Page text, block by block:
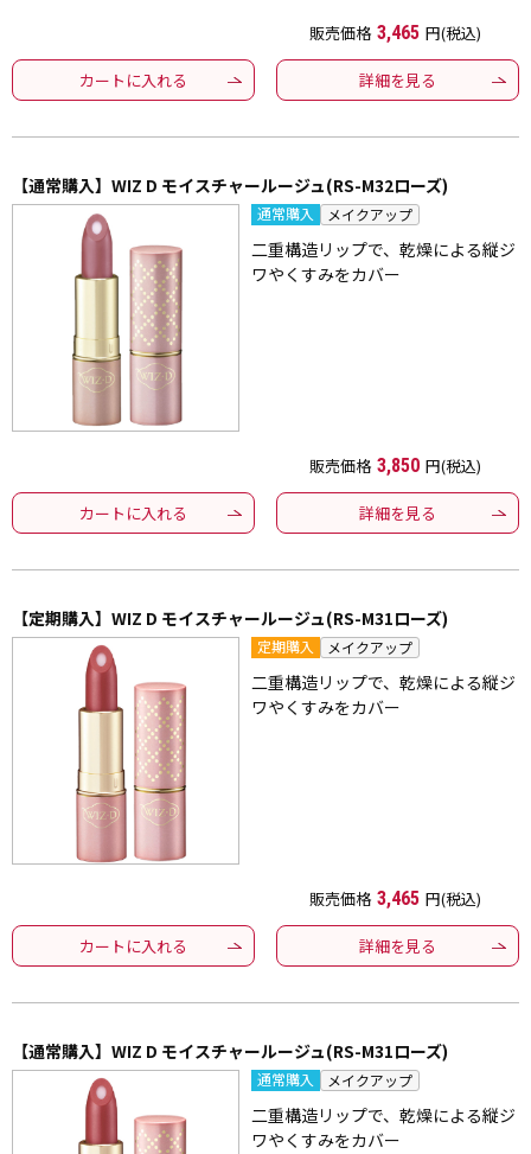
販売価格 3,465 円(税込)
カートに入れる 詳細を見る
【通常購入】WIZ D モイスチャールージュ(RS-M32ローズ)
通常購入 メイクアップ
二重構造リップで、乾燥による縦ジ
ワやくすみをカバー
販売価格 3,850 円(税込)
カートに入れる 詳細を見る
【定期購入】WIZ D モイスチャールージュ(RS-M31ローズ)
定期購入 メイクアップ
二重構造リップで、乾燥による縦ジ
ワやくすみをカバー
販売価格 3,465 円(税込)
カートに入れる 詳細を見る
【通常購入】WIZ D モイスチャールージュ(RS-M31ローズ)
通常購入 メイクアップ
二重構造リップで、乾燥による縦ジ
ワやくすみをカバー